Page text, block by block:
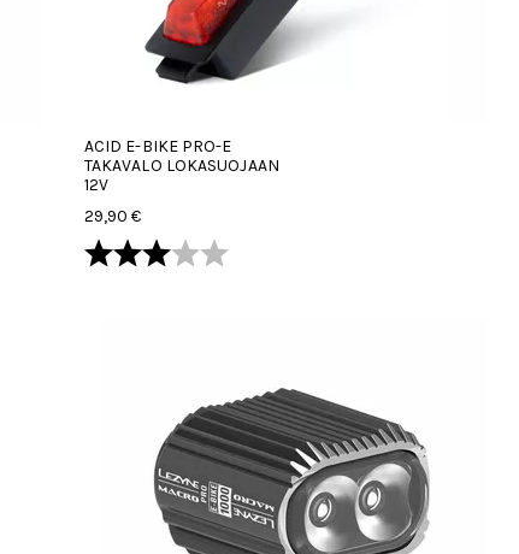
ACID E-BIKE PRO-E
TAKAVALO LOKASUOJAAN
12V
29,90 €
Arvio: 3.0 5:sta tähdestä